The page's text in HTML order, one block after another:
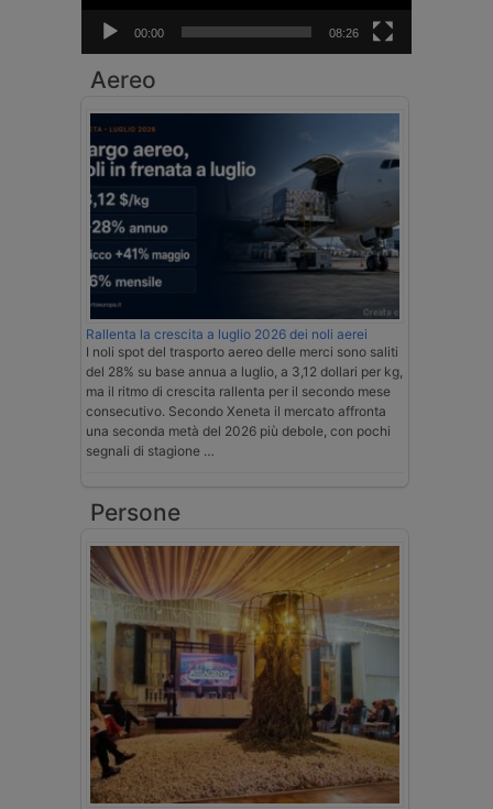
00:00 08:26
Aereo
Rallenta la crescita a luglio 2026 dei noli aerei
I noli spot del trasporto aereo delle merci sono saliti
del 28% su base annua a luglio, a 3,12 dollari per kg,
ma il ritmo di crescita rallenta per il secondo mese
consecutivo. Secondo Xeneta il mercato affronta
una seconda metà del 2026 più debole, con pochi
segnali di stagione …
Persone